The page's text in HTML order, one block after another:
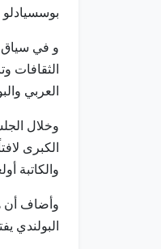
و في سياق
الثقافات
العربي
وخلال
الكبرى
والكاتبة
وأضاف أن
البولندي